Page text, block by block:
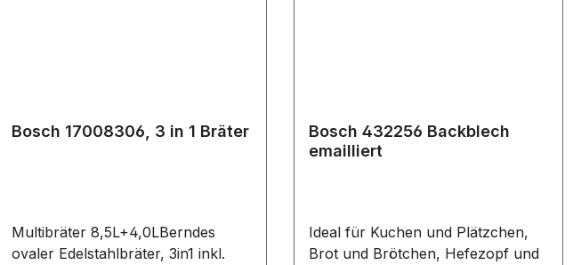
HSG958ED1/..
Bosch 17008306, 3 in 1 Bräter
Multibräter 8,5L+4,0LBerndes
ovaler Edelstahlbräter, 3in1 inkl.
Bosch 432256 Backblech
emailliert
Ideal für Kuchen und Plätzchen,
Brot und Brötchen, Hefezopf und